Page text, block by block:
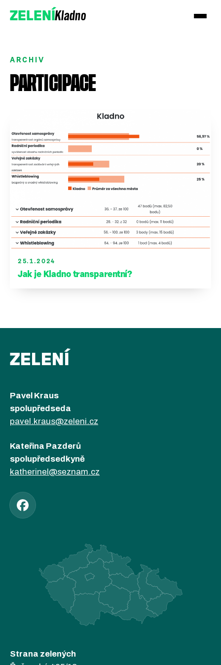
ZELENÍKladno
Přidejte se k nám
ARCHIV
PARTICIPACE
25.1.2024
Jak je Kladno transparentní?
ZELENÍ
Pavel Kraus
spolupředseda
pavel.kraus@zeleni.cz
Kateřina Pazderů
spolupředsedkyně
katherinel@seznam.cz
Strana zelených